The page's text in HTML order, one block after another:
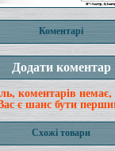
Коментарі
коментарів немає,
є шанс бути
Схожі товари